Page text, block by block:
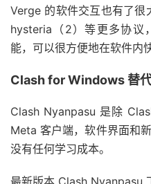
Verge 的软件交互也有了很
hysteria（2）等更多协议
能，可以很方便地在软件内
Clash for Windows 替
Clash Nyanpasu 是除
Meta 客户端，软件界面和
没有任何学习成本。